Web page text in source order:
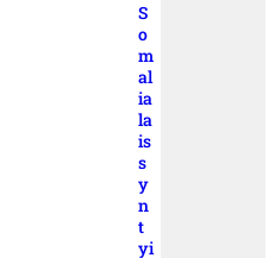
S
o
m
al
ia
la
is
s
y
n
t
yi